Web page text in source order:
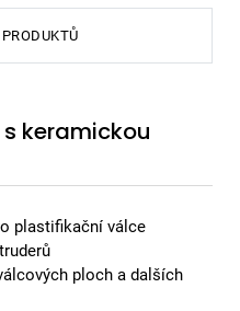
keramickou
plastifikační válce
ploch a dalších